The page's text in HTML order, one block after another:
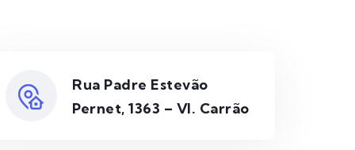
Rua Padre Estevão
Pernet, 1363 – Vl. Carrão